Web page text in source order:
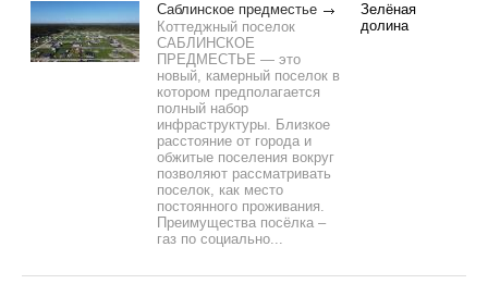
Саблинское предместье
Коттеджный поселок
САБЛИНСКОЕ
ПРЕДМЕСТЬЕ — это
новый, камерный поселок в
котором предполагается
полный набор
инфраструктуры. Близкое
расстояние от города и
обжитые поселения вокруг
позволяют рассматривать
поселок, как место
постоянного проживания.
Преимущества посёлка –
газ по социально...
Зелёная
долина